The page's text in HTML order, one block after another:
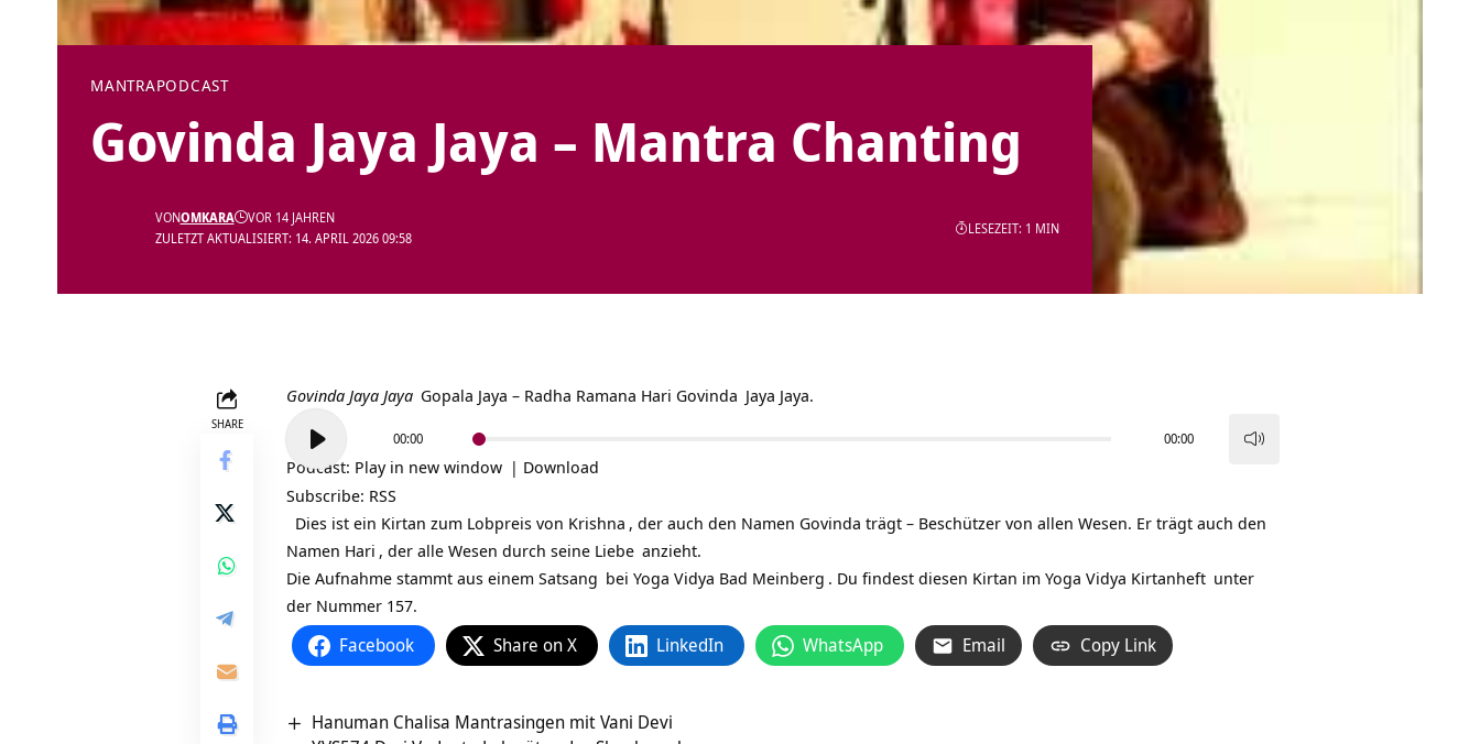
MANTRAPODCAST
Govinda Jaya Jaya – Mantra Chanting
ZULETZT AKTUALISIERT: 14. APRIL 2026 09:58
VONOMKARA VOR 14 JAHREN
LESEZEIT: 1 MIN
SHARE
Govinda Jaya Jaya Gopala Jaya – Radha Ramana Hari Govinda Jaya Jaya.
Player
00:00 00:00
Podcast: Play in new window | Download
Subscribe: RSS
Dies ist ein Kirtan zum Lobpreis von Krishna , der auch den Namen Govinda trägt – Beschützer von allen Wesen. Er trägt auch den
Namen Hari , der alle Wesen durch seine Liebe anzieht.
Die Aufnahme stammt aus einem Satsang bei Yoga Vidya Bad Meinberg . Du findest diesen Kirtan im Yoga Vidya Kirtanheft unter
der Nummer 157.
Facebook Share on X LinkedIn WhatsApp Email Copy Link
Hanuman Chalisa Mantrasingen mit Vani Devi